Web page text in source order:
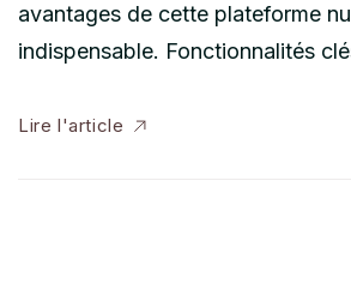
avantages de cette plateforme
indispensable. Fonctionnalités
Lire l'article